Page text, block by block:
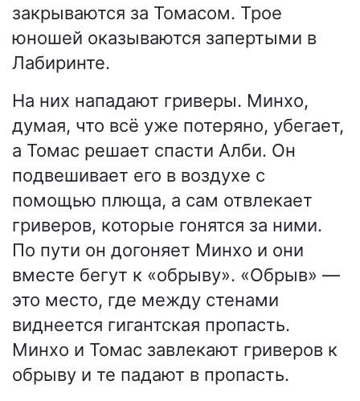
закрываются за Томасом. Трое
юношей оказываются запертыми в
Лабиринте.
На них нападают гриверы. Минхо,
думая, что всё уже потеряно, убегает,
а Томас решает спасти Алби. Он
подвешивает его в воздухе с
помощью плюща, а сам отвлекает
гриверов, которые гонятся за ними.
По пути он догоняет Минхо и они
вместе бегут к «обрыву». «Обрыв» —
это место, где между стенами
виднеется гигантская пропасть.
Минхо и Томас завлекают гриверов к
обрыву и те падают в пропасть.